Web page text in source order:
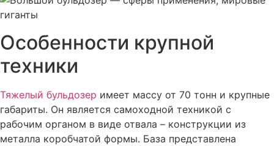
Особенности крупной
техники
Тяжелый бульдозер имеет массу от 70 тонн и крупные
габариты. Он является самоходной техникой с
рабочим органом в виде отвала – конструкции из
металла коробчатой формы. База представлена